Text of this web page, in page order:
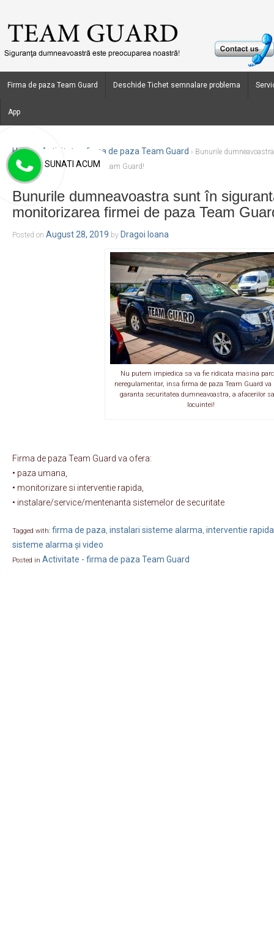
Firma de paza Team Guard Deschide Tichet semnalare problema
App
Home › Activitate - firma de paza Team Guard › Bunurile
monitorizarea firmei de paza Team Guard!
Bunurile dumneavoastra sunt în
monitorizarea firmei de paza Team
Posted on August 28, 2019 by Dragoi Ioana
Nu putem impiedica sa va fie ridicata masina
neregulamentar, insa firma de paza Team Guard va
garanta securitatea dumneavoastra, a afacerilor
locuintei!
Firma de paza Team Guard va ofera:
• paza umana,
• monitorizare si interventie rapida,
• instalare/service/mentenanta sistemelor de securitate
Tagged with: firma de paza, instalari sisteme alarma, interventie rapida
sisteme alarma și video
Posted in Activitate - firma de paza Team Guard
SUNATI ACUM